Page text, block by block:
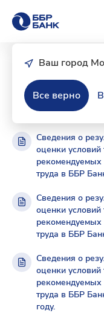
Ваш город
Все верно
Раскрытие
Финансовая
Сведения о
оценки
рекомендуемых
труда в ББР
Сведения о
оценки
рекомендуемых
труда в ББР
Сведения о
оценки
рекомендуемых
труда в ББР
году.